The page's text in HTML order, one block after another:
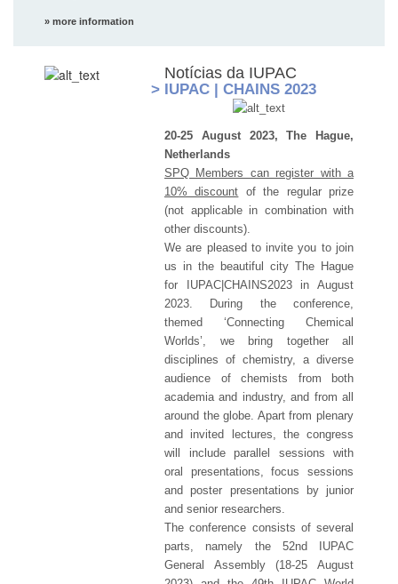
» more information
Notícias da IUPAC
> IUPAC | CHAINS 2023
20-25 August 2023, The Hague,
Netherlands
SPQ Members can register with a
10% discount of the regular prize
(not applicable in combination with
other discounts).
We are pleased to invite you to join
us in the beautiful city The Hague
for IUPAC|CHAINS2023 in August
2023. During the conference,
themed ‘Connecting Chemical
Worlds’, we bring together all
disciplines of chemistry, a diverse
audience of chemists from both
academia and industry, and from all
around the globe. Apart from plenary
and invited lectures, the congress
will include parallel sessions with
oral presentations, focus sessions
and poster presentations by junior
and senior researchers.
The conference consists of several
parts, namely the 52nd IUPAC
General Assembly (18-25 August